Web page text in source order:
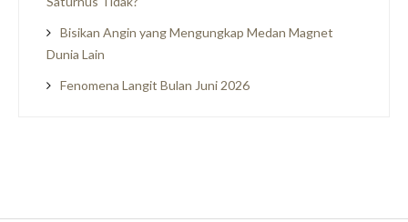
Bisikan Angin yang Mengungkap Medan Magnet
Dunia Lain
Fenomena Langit Bulan Juni 2026